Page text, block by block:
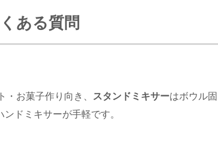
ある質問
・お菓子作り向き、 スタンドミキサーはボウル固
ドミキサーが手軽です。